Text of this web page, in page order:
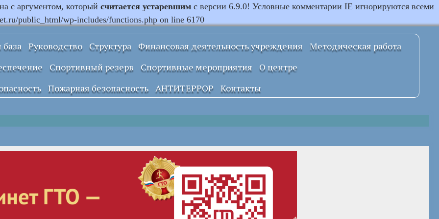
с аргументом, который считается устаревшим с версии 6.9.0! Условные комментарии IE игнорируются всеми
public_html/wp-includes/functions.php on line 6170
Руководство Структура
Финансовая деятельность учреждения
Информация о
закупках и заказах
Методическая работа
Спортивный резерв Спортивные мероприятия
О центре
УСТАВ
Пожарная безопасность АНТИТЕРРОР Контакты